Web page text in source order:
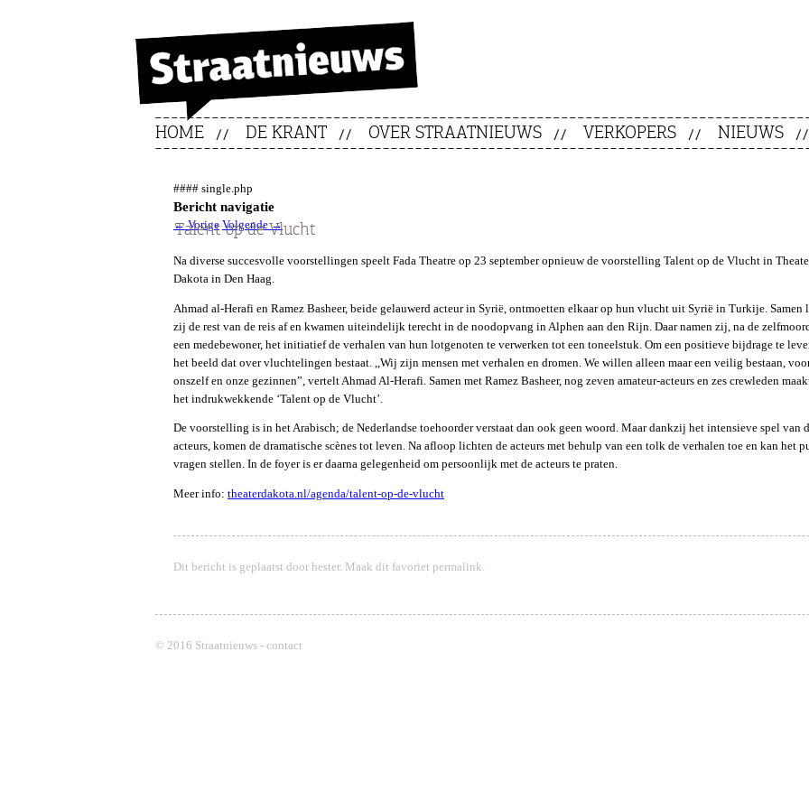
HOME DE KRANT OVER STRAATNIEUWS VERKOPERS NIEUWS
#### single.php
Bericht navigatie
←Vorige Volgende→
Talent op de Vlucht
Na diverse succesvolle voorstellingen speelt Fada Theatre op 23 september opnieuw de voorstelling Talent op de Vlucht in
Dakota in Den Haag.
Ahmad al-Herafi en Ramez Basheer, beide gelauwerd acteur in Syrië, ontmoetten elkaar op hun vlucht uit Syrië in Turkije. Samen
zij de rest van de reis af en kwamen uiteindelijk terecht in de noodopvang in Alphen aan den Rijn. Daar namen zij, na de
een medebewoner, het initiatief de verhalen van hun lotgenoten te verwerken tot een toneelstuk. Om een positieve bijdrage te
het beeld dat over vluchtelingen bestaat. ,,Wij zijn mensen met verhalen en dromen. We willen alleen maar een veilig bestaan,
onszelf en onze gezinnen”, vertelt Ahmad Al-Herafi. Samen met Ramez Basheer, nog zeven amateur-acteurs en zes crewleden
het indrukwekkende ‘Talent op de Vlucht’.
De voorstelling is in het Arabisch; de Nederlandse toehoorder verstaat dan ook geen woord. Maar dankzij het intensieve spel van
acteurs, komen de dramatische scènes tot leven. Na afloop lichten de acteurs met behulp van een tolk de verhalen toe en kan het
vragen stellen. In de foyer is er daarna gelegenheid om persoonlijk met de acteurs te praten.
Meer info: theaterdakota.nl/agenda/talent-op-de-vlucht
Dit bericht is geplaatst door hester. Maak dit favoriet permalink.
© 2016 Straatnieuws - contact